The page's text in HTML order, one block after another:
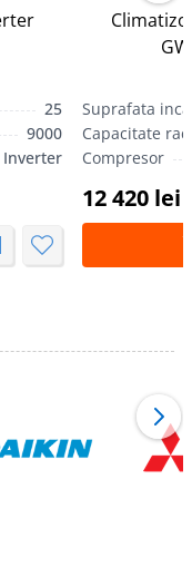
25
9000
Inverter
Suprafata
Capacitate
Compresor
12 420 lei